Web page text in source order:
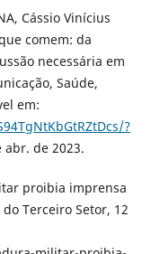
Cássio Vinícius
comem: da
necessária em
Saúde,
em:
?
abr. de 2023.
proibia imprensa
Terceiro Setor, 12